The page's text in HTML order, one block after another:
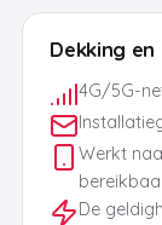
Dekking
4G/5G-
Werkt
De